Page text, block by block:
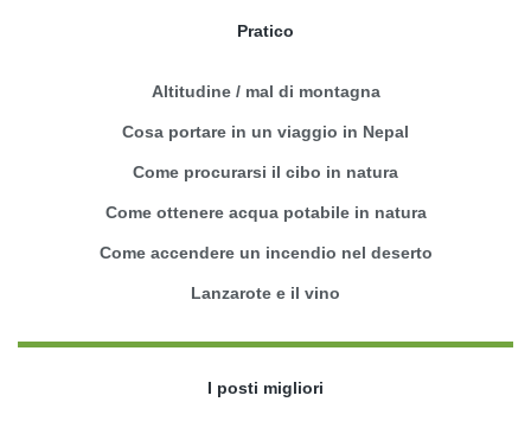
Pratico
Altitudine / mal di montagna
Cosa portare in un viaggio in Nepal
Come procurarsi il cibo in natura
Come ottenere acqua potabile in natura
Come accendere un incendio nel deserto
Lanzarote e il vino
I posti migliori